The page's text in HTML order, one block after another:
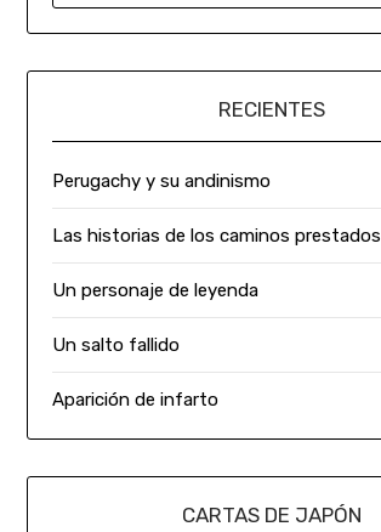
RECIENTES
Perugachy y su andinismo
Las historias de los caminos prestados
Un personaje de leyenda
Un salto fallido
Aparición de infarto
CARTAS DE JAPÓN